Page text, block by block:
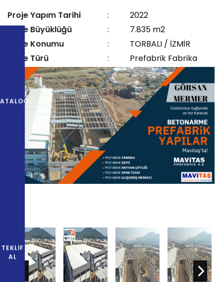
Proje Yapım Tarihi :
2022
Proje Büyüklüğü
:
7.835 m2
Proje Konumu
:
TORBALI / İZMİR
Proje Türü
: Prefabrik Fabrika
TEKLIF
AL